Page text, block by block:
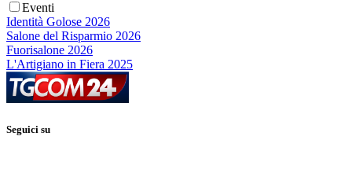
Eventi
Identità Golose 2026
Salone del Risparmio 2026
Fuorisalone 2026
L'Artigiano in Fiera 2025
Seguici su